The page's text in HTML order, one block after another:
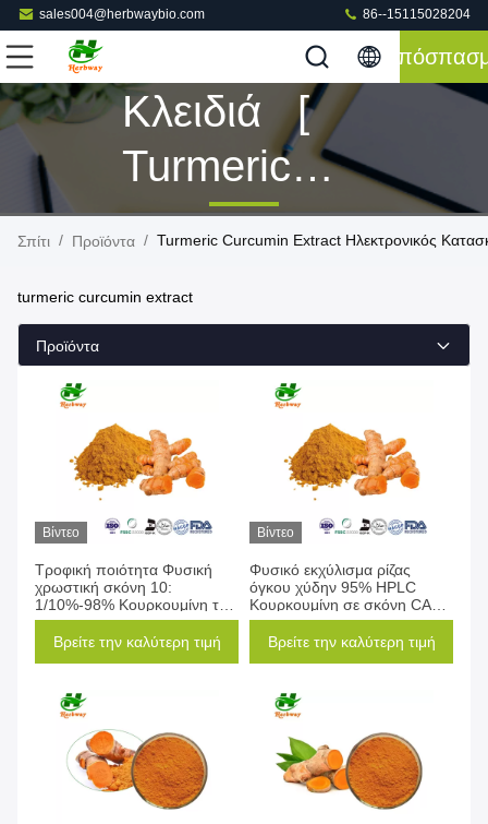
sales004@herbwaybio.com 86--15115028204
Κλειδιά [
Turmeric
Curcumin
Αντιστοιχία
5 Προϊόντα
Σπίτι / Προϊόντα / Turmeric Curcumin Extract Ηλεκτρονικός
turmeric curcumin extract
Προϊόντα
Βίντεο
Τροφική ποιότητα Φυσική
χρωστική σκόνη 10:
1/10%-98% Κουρκουμίνη του
κουρκουμίου Εκχύλισμα 458-
37-7Βρείτε την καλύτερη τιμή
Βίντεο
Φυσικό εκχύλισμα ρίζας
όγκου χύδην 95% HPLC
Κουρκουμίνη σε σκόνη CAS
458-37-7
Βρείτε την καλύτερη τιμή